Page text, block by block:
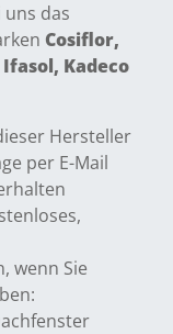
das
Cosiflor,
Kadeco
Hersteller
per E-Mail
wenn Sie